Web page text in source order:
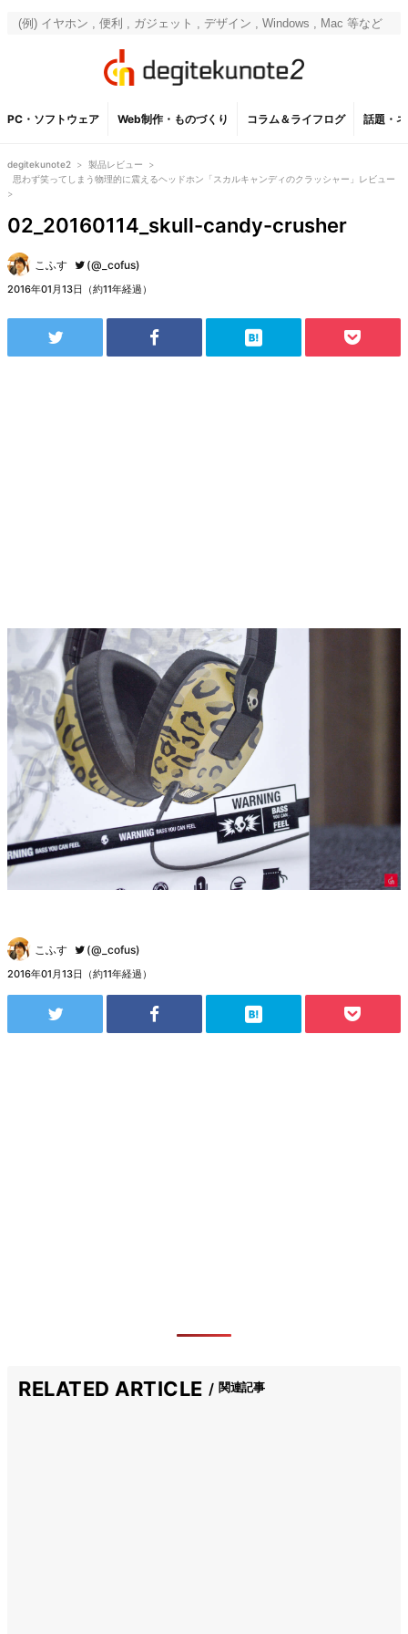
PC・ソフトウェア Web制作・ものづくり コラム＆ライフログ 話題・
degitekunote2 > 製品レビュー
>
思わず笑ってしまう物理的に震えるヘッドホン「スカルキャンディのクラッシャー」レビュー
>
02_20160114_skull-candy-crusher
こふす (@_cofus)
2016年01月13日（約11年経過）
こふす (@_cofus)
2016年01月13日（約11年経過）
RELATED ARTICLE 関連記事